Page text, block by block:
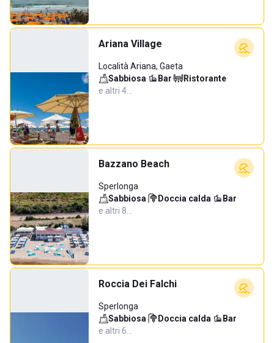
Ariana Village
Località Ariana, Gaeta
Sabbiosa· Bar· Ristorante·
e altri 4…
Bazzano Beach
Sperlonga
Sabbiosa· Doccia calda· Bar·
e altri 8…
Roccia Dei Falchi
Sperlonga
Sabbiosa· Doccia calda· Bar·
e altri 6…